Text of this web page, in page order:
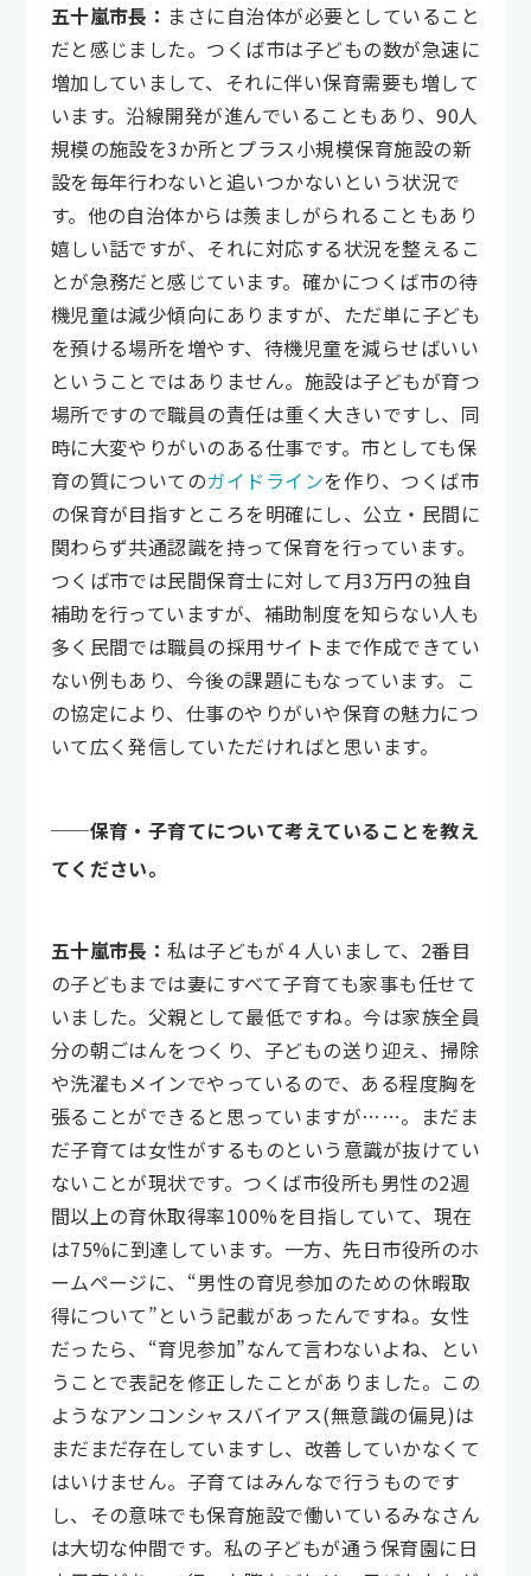
五十嵐市長： まさに自治体が必要としていること
だと感じました。つくば市は子どもの数が急速に
増加していまして、それに伴い保育需要も増して
います。沿線開発が進んでいることもあり、90人
規模の施設を3か所とプラス小規模保育施設の新
設を毎年行わないと追いつかないという状況で
す。他の自治体からは羨ましがられることもあり
嬉しい話ですが、それに対応する状況を整えるこ
とが急務だと感じています。確かにつくば市の待
機児童は減少傾向にありますが、ただ単に子ども
を預ける場所を増やす、待機児童を減らせばいい
ということではありません。施設は子どもが育つ
場所ですので職員の責任は重く大きいですし、同
時に大変やりがいのある仕事です。市としても保
育の質についてのガイドラインを作り、つくば市
の保育が目指すところを明確にし、公立・民間に
関わらず共通認識を持って保育を行っています。
つくば市では民間保育士に対して月3万円の独自
補助を行っていますが、補助制度を知らない人も
多く民間では職員の採用サイトまで作成できてい
ない例もあり、今後の課題にもなっています。こ
の協定により、仕事のやりがいや保育の魅力につ
いて広く発信していただければと思います。
──保育・子育てについて考えていることを教え
てください。
五十嵐市長：私は子どもが４人いまして、2番目
の子どもまでは妻にすべて子育ても家事も任せて
いました。父親として最低ですね。今は家族全員
分の朝ごはんをつくり、子どもの送り迎え、掃除
や洗濯もメインでやっているので、ある程度胸を
張ることができると思っていますが……。まだま
だ子育ては女性がするものという意識が抜けてい
ないことが現状です。つくば市役所も男性の2週
間以上の育休取得率100%を目指していて、現在
は75%に到達しています。一方、先日市役所のホ
ームページに、“男性の育児参加のための休暇取
得について”という記載があったんですね。女性
だったら、“育児参加”なんて言わないよね、とい
うことで表記を修正したことがありました。この
ようなアンコンシャスバイアス(無意識の偏見)は
まだまだ存在していますし、改善していかなくて
はいけません。子育てはみんなで行うものです
し、その意味でも保育施設で働いているみなさん
は大切な仲間です。私の子どもが通う保育園に日